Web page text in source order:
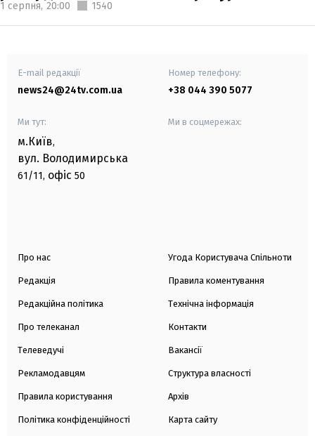
1 серпня, 20:00 1540
E-mail редакції
news24@24tv.com.ua
Номер телефону:
+38 044 390 5077
Ми тут:
м.Київ,
вул. Володимирська
61/11, офіс 50
Ми в соцмережах:
Про нас
Редакція
Редакційна політика
Про телеканал
Телеведучі
Рекламодавцям
Правила користування
Політика конфіденційності
Угода Користувача Спільноти
Правила коментування
Технічна інформація
Контакти
Вакансії
Структура власності
Архів
Карта сайту